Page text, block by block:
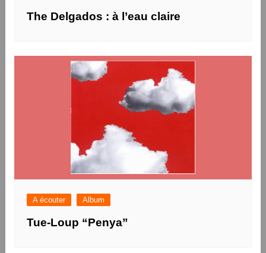
The Delgados : à l’eau claire
A écouter Album
Tue-Loup “Penya”